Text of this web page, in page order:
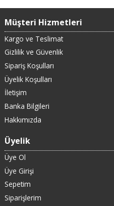
Müşteri Hizmetleri
Kargo ve Teslimat
Gizlilik ve Güvenlik
Sipariş Koşulları
Üyelik Koşulları
İletişim
Banka Bilgileri
Hakkımızda
Üyelik
Üye Ol
Üye Girişi
Sepetim
Siparişlerim